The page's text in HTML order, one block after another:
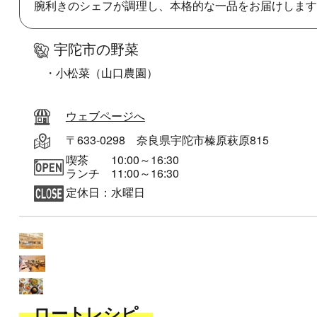
腕利きのシェフが調理し、本格的な一品をお届けしま
宇陀市の野菜
・小松菜（山口農園）
ウェブページへ
〒633-0298 奈良県宇陀市榛原萩原815
喫茶 10:00～16:30
ランチ 11:00～16:30
定休日：水曜日